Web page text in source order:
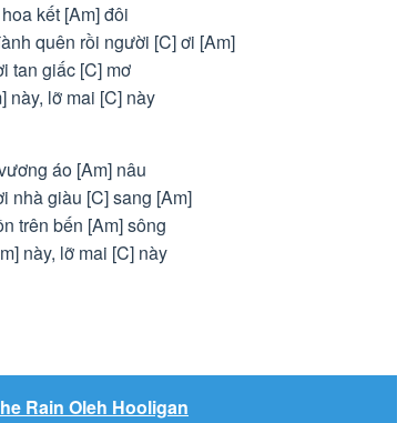
kết [Am] đôi
quên rồi người [C] ơi [Am]
tan giấc [C] mơ
này, lỡ mai [C] này
áo [Am] nâu
nhà giàu [C] sang [Am]
trên bến [Am] sông
này, lỡ mai [C] này
Rain Oleh Hooligan